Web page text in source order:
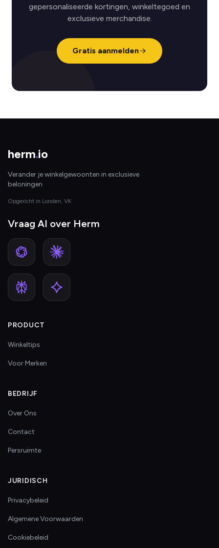
gepersonaliseerde kortingen, winkeltegoed en
exclusieve merchandise.
Gratis aanmelden
herm.io
Verander je winkelgewoonten in exclusieve
beloningen
Opgericht in Londen, VK
Vraag AI over Herm
PRODUCT
Winkeltips
Voor Merken
BEDRIJF
Over Ons
Contact
Persruimte
JURIDISCH
Privacybeleid
Algemene Voorwaarden
Cookiebeleid